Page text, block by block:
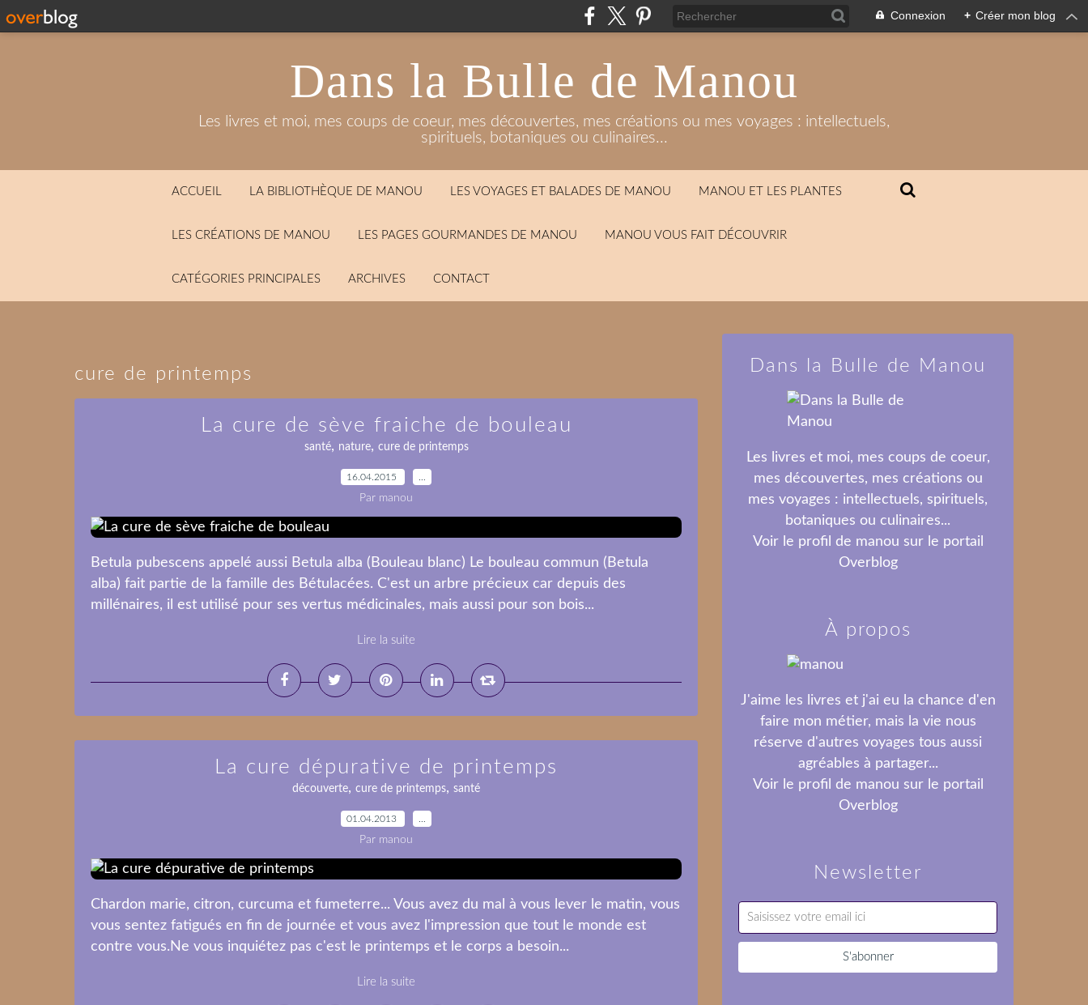
Connexion + Créer mon blog
Dans la Bulle de Manou
Les livres et moi, mes coups de coeur, mes découvertes, mes créations ou mes voyages : intellectuels,
spirituels, botaniques ou culinaires...
ACCUEIL LA BIBLIOTHÈQUE DE MANOU LES VOYAGES ET BALADES DE MANOU MANOU ET LES PLANTES
LES CRÉATIONS DE MANOU LES PAGES GOURMANDES DE MANOU MANOU VOUS FAIT DÉCOUVRIR
CATÉGORIES PRINCIPALES ARCHIVES CONTACT
cure de printemps
La cure de sève fraiche de bouleau
santé, nature, cure de printemps
16.04.2015
Par manou
Betula pubescens appelé aussi Betula alba (Bouleau blanc) Le bouleau commun (Betula
alba) fait partie de la famille des Bétulacées. C'est un arbre précieux car depuis des
millénaires, il est utilisé pour ses vertus médicinales, mais aussi pour son bois...
Lire la suite
La cure dépurative de printemps
découverte, cure de printemps, santé
01.04.2013
Par manou
Chardon marie, citron, curcuma et fumeterre... Vous avez du mal à vous lever le matin, vous
vous sentez fatigués en fin de journée et vous avez l'impression que tout le monde est
contre vous.Ne vous inquiétez pas c'est le printemps et le corps a besoin...
Lire la suite
Newsletter
Dans la Bulle de Manou
Les livres et moi, mes coups de coeur,
mes découvertes, mes créations ou
mes voyages : intellectuels, spirituels,
botaniques ou culinaires...
Voir le profil de manou sur le portail
Overblog
À propos
J'aime les livres et j'ai eu la chance d'en
faire mon métier, mais la vie nous
réserve d'autres voyages tous aussi
agréables à partager...
Voir le profil de manou sur le portail
Overblog